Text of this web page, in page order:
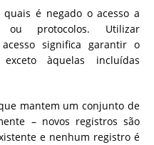
quais é negado o acesso a
ou protocolos. Utilizar
significa garantir o
àquelas incluídas
mantem um conjunto de
– novos registros são
e nenhum registro é